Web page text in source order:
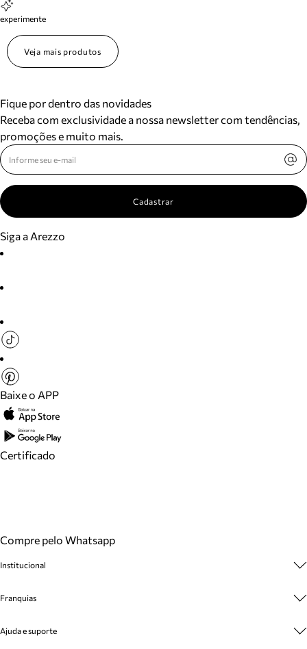
experimente
Veja mais produtos
Fique por dentro das novidades
Receba com exclusividade a nossa newsletter com tendências,
promoções e muito mais.
Cadastrar
Siga a Arezzo
Baixe o APP
Certificado
Compre pelo Whatsapp
Institucional
Cashback
Venda Corporativa
Franquias
Plano de Negócio
Ajuda e suporte